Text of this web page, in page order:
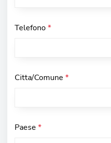
Telefono*
Citta/Comune *
Paese *